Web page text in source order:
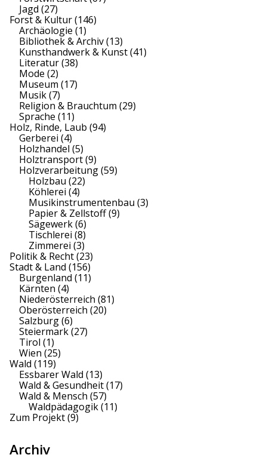
Jagd (27)
Forst & Kultur(146)
Archäologie (1)
Bibliothek & Archiv(13)
Kunsthandwerk & Kunst(41)
Literatur(38)
Mode (2)
Museum (17)
Musik(7)
Religion & Brauchtum (29)
Sprache (11)
Holz, Rinde, Laub (94)
Gerberei (4)
Holzhandel (5)
Holztransport(9)
Holzverarbeitung(59)
Holzbau (22)
Köhlerei (4)
Musikinstrumentenbau (3)
Papier & Zellstoff(9)
Sägewerk(6)
Tischlerei (8)
Zimmerei (3)
Politik & Recht(23)
Stadt & Land (156)
Burgenland (11)
Kärnten (4)
Niederösterreich (81)
Oberösterreich (20)
Salzburg(6)
Steiermark(27)
Tirol (1)
Wien (25)
Wald (119)
Essbarer Wald (13)
Wald & Gesundheit(17)
Wald & Mensch (57)
Waldpädagogik(11)
Zum Projekt(9)
Archiv